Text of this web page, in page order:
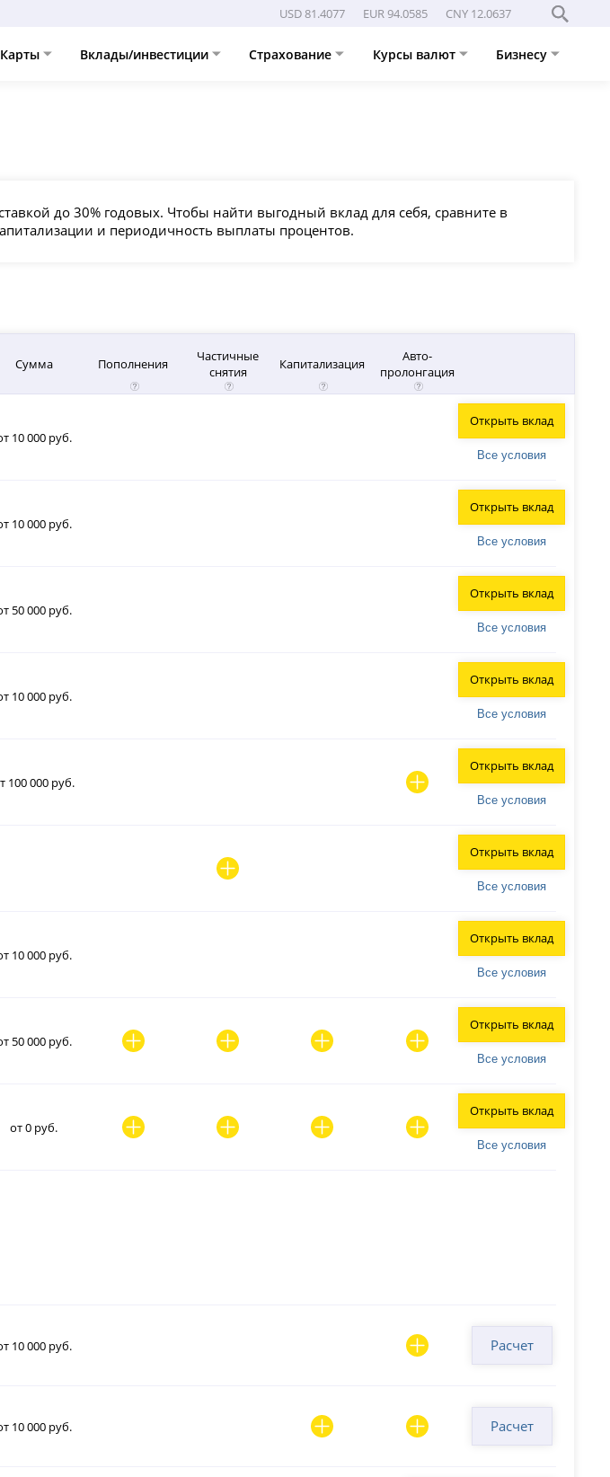
USD 81.4077 EUR 94.0585 CNY 12.0637
Карты Вклады/инвестиции Страхование Курсы валют Бизнесу
до 30% годовых. Чтобы найти выгодный вклад для себя, сравните в
и периодичность выплаты процентов.
Сумма Пополнения
Частичные
снятия
Капитализация
Авто-
пролонгация
10 000 руб.
Все условия
Открыть вклад
10 000 руб.
Все условия
Открыть вклад
50 000 руб.
Все условия
Открыть вклад
10 000 руб.
Все условия
Открыть вклад
100 000 руб.
Все условия
Открыть вклад
Все условия
Открыть вклад
10 000 руб.
Все условия
Открыть вклад
50 000 руб.
Все условия
Открыть вклад
от 0 руб.
Все условия
Открыть вклад
10 000 руб. Расчет
10 000 руб. Расчет